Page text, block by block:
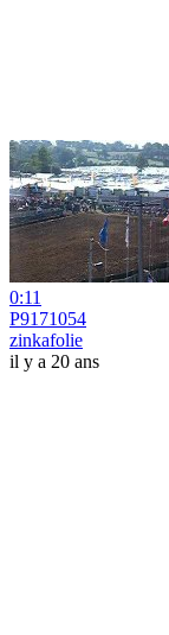
0:11
P9171054
zinkafolie
il y a 20 ans